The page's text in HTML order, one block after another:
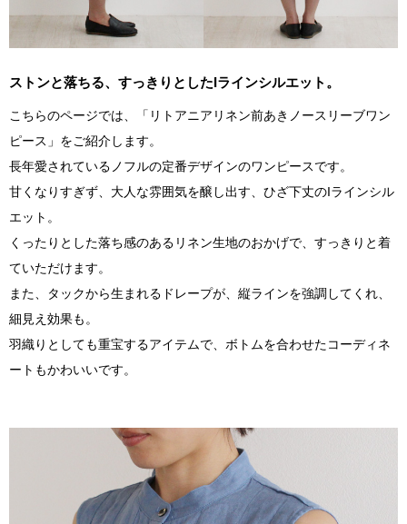
ストンと落ちる、すっきりとしたIラインシルエット。
こちらのページでは、「リトアニアリネン前あきノースリーブワン
ピース」をご紹介します。
長年愛されているノフルの定番デザインのワンピースです。
甘くなりすぎず、大人な雰囲気を醸し出す、ひざ下丈のIラインシル
エット。
くったりとした落ち感のあるリネン生地のおかげで、すっきりと着
ていただけます。
また、タックから生まれるドレープが、縦ラインを強調してくれ、
細見え効果も。
羽織りとしても重宝するアイテムで、ボトムを合わせたコーディネ
ートもかわいいです。